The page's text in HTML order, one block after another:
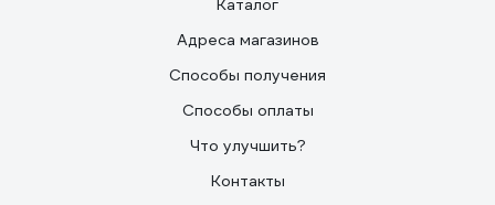
Каталог
Адреса магазинов
Способы получения
Способы оплаты
Что улучшить?
Контакты